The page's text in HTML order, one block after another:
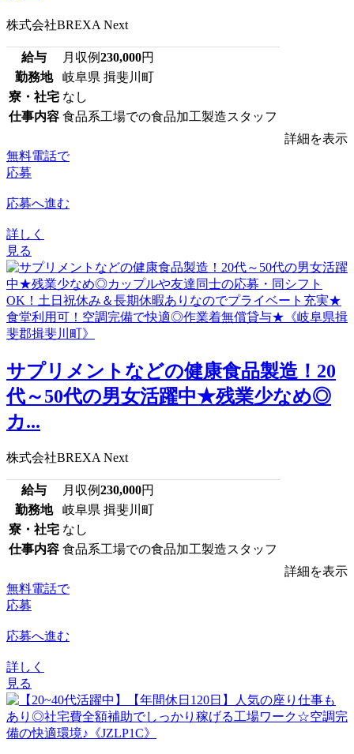
株式会社BREXA Next
給与 月収例230,000円
勤務地
岐阜県 揖斐川町
寮・社宅 なし
仕事内容 食品系工場での食品加工製造スタッフ
詳細を表示
無料電話で
応募
応募へ進む
詳しく
見る
サプリメントなどの健康食品製造！20
代～50代の男女活躍中★残業少なめ◎
カ...
株式会社BREXA Next
給与 月収例230,000円
勤務地
岐阜県 揖斐川町
寮・社宅 なし
仕事内容 食品系工場での食品加工製造スタッフ
詳細を表示
無料電話で
応募
応募へ進む
詳しく
見る